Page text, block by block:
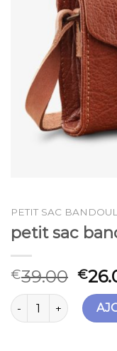
PETIT SAC
petit sac
€39.00 €
quantité de petit